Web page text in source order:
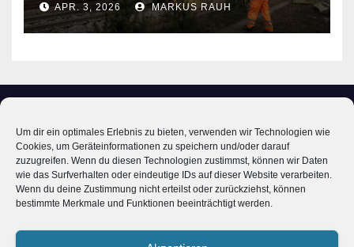
Um dir ein optimales Erlebnis zu bieten, verwenden wir Technologien wie
Cookies, um Geräteinformationen zu speichern und/oder darauf
zuzugreifen. Wenn du diesen Technologien zustimmst, können wir Daten
wie das Surfverhalten oder eindeutige IDs auf dieser Website verarbeiten.
Wenn du deine Zustimmung nicht erteilst oder zurückziehst, können
bestimmte Merkmale und Funktionen beeinträchtigt werden.
APR. 3, 2026 MARKUS RAUH
Bahnhof Ochenbruck